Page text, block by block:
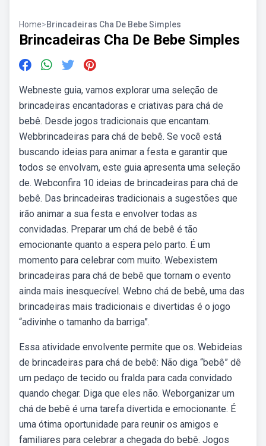
Home>Brincadeiras Cha De Bebe Simples
Brincadeiras Cha De Bebe Simples
Webneste guia, vamos explorar uma seleção de
brincadeiras encantadoras e criativas para chá de
bebê. Desde jogos tradicionais que encantam.
Webbrincadeiras para chá de bebê. Se você está
buscando ideias para animar a festa e garantir que
todos se envolvam, este guia apresenta uma seleção
de. Webconfira 10 ideias de brincadeiras para chá de
bebê. Das brincadeiras tradicionais a sugestões que
irão animar a sua festa e envolver todas as
convidadas. Preparar um chá de bebê é tão
emocionante quanto a espera pelo parto. É um
momento para celebrar com muito. Webexistem
brincadeiras para chá de bebê que tornam o evento
ainda mais inesquecível. Webno chá de bebê, uma das
brincadeiras mais tradicionais e divertidas é o jogo
“adivinhe o tamanho da barriga”.
Essa atividade envolvente permite que os. Webideias
de brincadeiras para chá de bebê: Não diga “bebê” dê
um pedaço de tecido ou fralda para cada convidado
quando chegar. Diga que eles não. Weborganizar um
chá de bebê é uma tarefa divertida e emocionante. É
uma ótima oportunidade para reunir os amigos e
familiares para celebrar a chegada do bebê. Jogos